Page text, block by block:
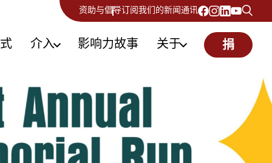
资助与倡导订阅我们的新闻通讯
介入 影响力故事 关于 捐